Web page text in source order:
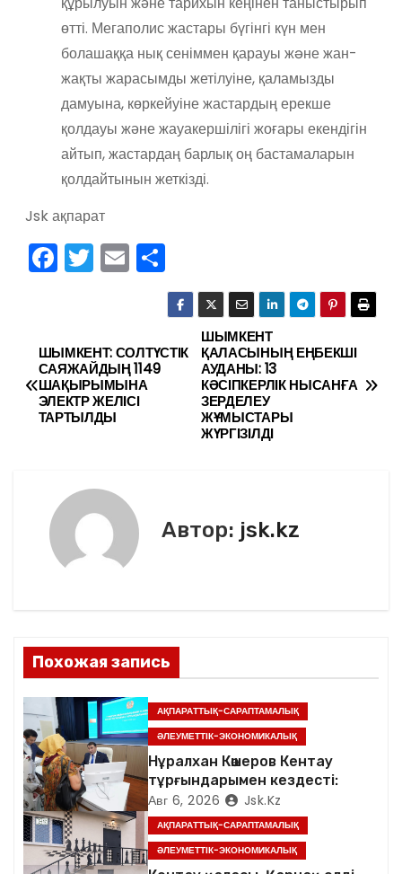
өтті. Мегаполис жастары бүгінгі күн мен
болашаққа нық сеніммен қарауы жəне жан-
жақты жарасымды жетілуіне, қаламызды
дамуына, көркейуіне жастардың ерекше
қолдауы және жауакершілігі жоғары екендігін
айтып, жастардаң барлық оң бастамаларын
қолдайтынын жеткізді.
Jsk ақпарат
F
a
e
b
o
o
T
w
er
E
m
l
О
тп
р
а
Н
а
в
я
п
о
з
а
п
ШЫМКЕНТ
ҚАЛАСЫНЫҢ ЕҢБЕКШІ
АУДАНЫ: 13
КӘСІПКЕРЛІК НЫСАНҒА
ЗЕРДЕЛЕУ
ЖҰМЫСТАРЫ
ЖҮРГІЗІЛДІ
ШЫМКЕНТ: СОЛТҮСТІК
САЯЖАЙДЫҢ 1149
ШАҚЫРЫМЫНА
ЭЛЕКТР ЖЕЛІСІ
ТАРТЫЛДЫ
Автор: jsk.kz
Похожая запись
АҚПАРАТТЫҚ-САРАПТАМАЛЫҚ
ӘЛЕУМЕТТІК-ЭКОНОМИКАЛЫҚ
Нұралхан Көшеров Кентау
тұрғындарымен кездесті:
Авг 6, 2026 Jsk.kz
АҚПАРАТТЫҚ-САРАПТАМАЛЫҚ
ӘЛЕУМЕТТІК-ЭКОНОМИКАЛЫҚ